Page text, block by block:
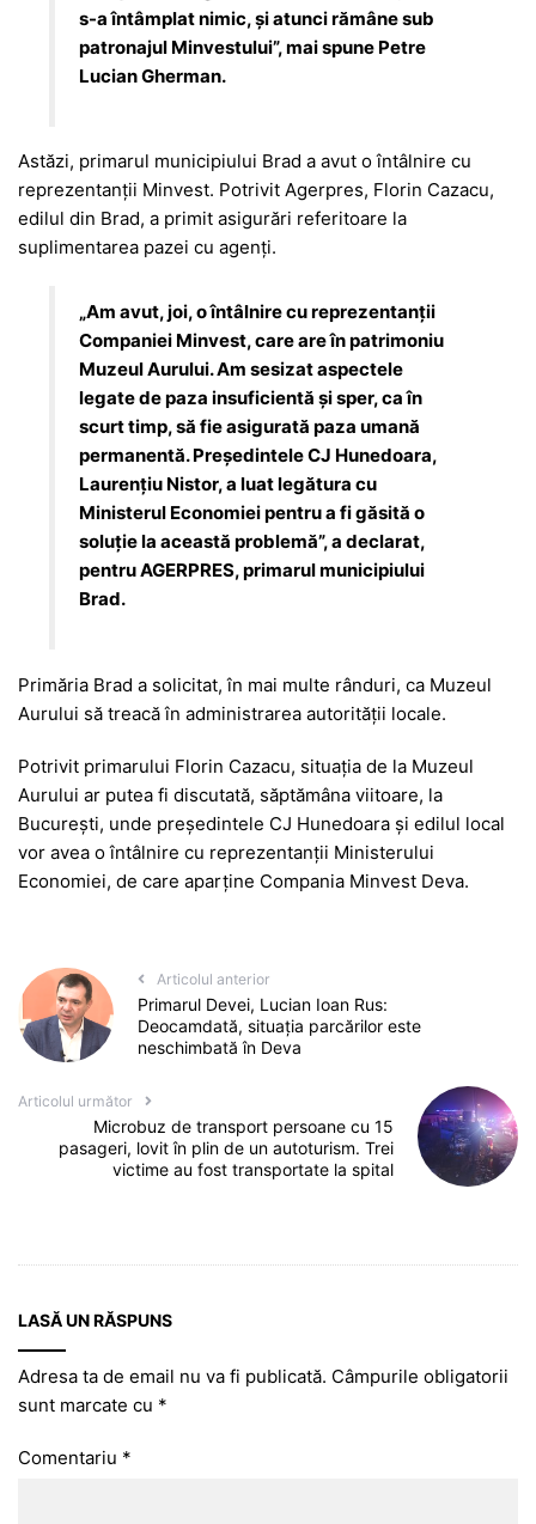
s-a întâmplat nimic, și atunci rămâne sub
patronajul Minvestului”, mai spune Petre
Lucian Gherman.
Astăzi, primarul municipiului Brad a avut o întâlnire cu
reprezentanții Minvest. Potrivit Agerpres, Florin Cazacu,
edilul din Brad, a primit asigurări referitoare la
suplimentarea pazei cu agenţi.
„Am avut, joi, o întâlnire cu reprezentanţii
Companiei Minvest, care are în patrimoniu
Muzeul Aurului. Am sesizat aspectele
legate de paza insuficientă şi sper, ca în
scurt timp, să fie asigurată paza umană
permanentă. Preşedintele CJ Hunedoara,
Laurenţiu Nistor, a luat legătura cu
Ministerul Economiei pentru a fi găsită o
soluţie la această problemă”, a declarat,
pentru AGERPRES, primarul municipiului
Brad.
Primăria Brad a solicitat, în mai multe rânduri, ca Muzeul
Aurului să treacă în administrarea autorităţii locale.
Potrivit primarului Florin Cazacu, situaţia de la Muzeul
Aurului ar putea fi discutată, săptămâna viitoare, la
Bucureşti, unde preşedintele CJ Hunedoara şi edilul local
vor avea o întâlnire cu reprezentanţii Ministerului
Economiei, de care aparţine Compania Minvest Deva.
Articolul anterior
Primarul Devei, Lucian Ioan Rus:
Deocamdată, situația parcărilor este
neschimbată în Deva
Articolul următor
Microbuz de transport persoane cu 15
pasageri, lovit în plin de un autoturism. Trei
victime au fost transportate la spital
LASĂ UN RĂSPUNS
Adresa ta de email nu va fi publicată. Câmpurile obligatorii
sunt marcate cu *
Comentariu *